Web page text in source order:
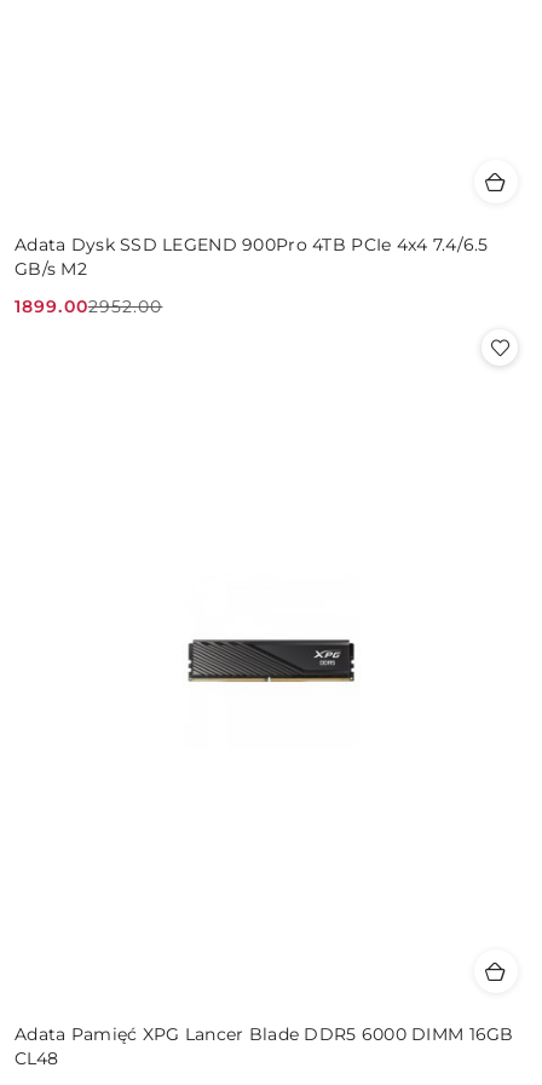
Adata Dysk SSD LEGEND 900Pro 4TB PCIe 4x4 7.4/6.5
GB/s M2
Cena
1899.00
Cena
2952.00
Adata Pamięć XPG Lancer Blade DDR5 6000 DIMM 16GB
CL48